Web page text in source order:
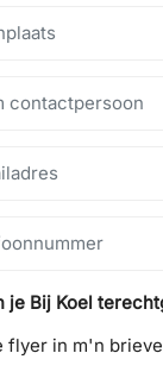
je Bij Koel
flyer in m'n